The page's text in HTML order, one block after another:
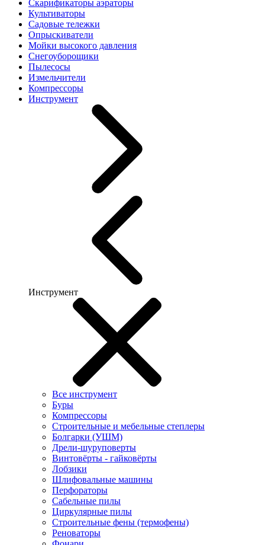
Скарификаторы аэраторы
Культиваторы
Садовые тележки
Опрыскиватели
Мойки высокого давления
Снегоуборощики
Пылесосы
Измельчители
Компрессоры
Инструмент
Инструмент
Все инструмент
Буры
Компрессоры
Строительные и мебельные степлеры
Болгарки (УШМ)
Дрели-шуруповерты
Винтовёрты - гайковёрты
Лобзики
Шлифовальные машины
Перфораторы
Сабельные пилы
Циркулярные пилы
Строительные фены (термофены)
Реноваторы